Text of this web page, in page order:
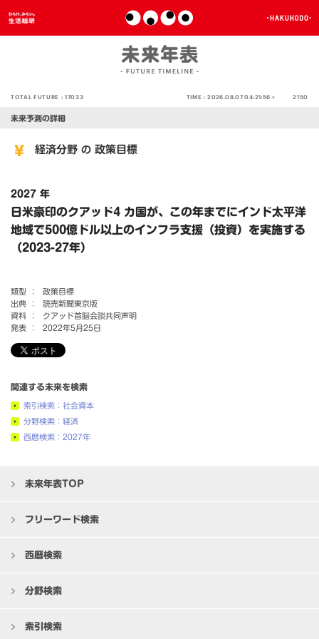
TOTAL FUTURE :17033 TIME :2026.08.07 04:21:56 > 2150
未来予測の詳細
経済分野 の 政策目標
2027 年
日米豪印のクアッド4 カ国が、この年までにインド太平洋
地域で500億ドル以上のインフラ支援（投資）を実施する
（2023-27年）
類型 ：
政策目標
出典 ：
読売新聞東京版
資料 ：
クアッド首脳会談共同声明
発表 ：
2022年5月25日
関連する未来を検索
索引検索：社会資本
分野検索：経済
西暦検索：2027年
未来年表TOP
フリーワード検索
西暦検索
分野検索
索引検索